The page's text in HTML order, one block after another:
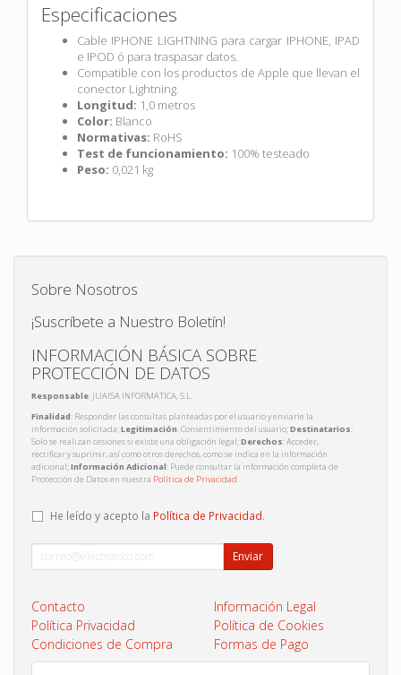
Especificaciones
Cable IPHONE LIGHTNING para cargar IPHONE, IPAD
e IPOD ó para traspasar datos.
Compatible con los productos de Apple que llevan el
conector Lightning.
Longitud: 1,0 metros
Color: Blanco
Normativas: RoHS
Test de funcionamiento: 100% testeado
Peso: 0,021 kg
Sobre Nosotros
¡Suscríbete a Nuestro Boletín!
INFORMACIÓN BÁSICA SOBRE
PROTECCIÓN DE DATOS
Responsable: JUAISA INFORMATICA, S.L.
Finalidad: Responder las consultas planteadas por el usuario y enviarle la
información solicitada;Legitimación: Consentimiento del usuario;Destinatarios:
Solo se realizan cesiones si existe una obligación legal;Derechos: Acceder,
rectificar y suprimir, así como otros derechos, como se indica en la información
adicional;Información Adicional: Puede consultar la información completa de
Protección de Datos en nuestra Política de Privacidad.
He leído y acepto la Política de Privacidad.
Enviar
Contacto
Información Legal
Política Privacidad
Política de Cookies
Condiciones de Compra
Formas de Pago